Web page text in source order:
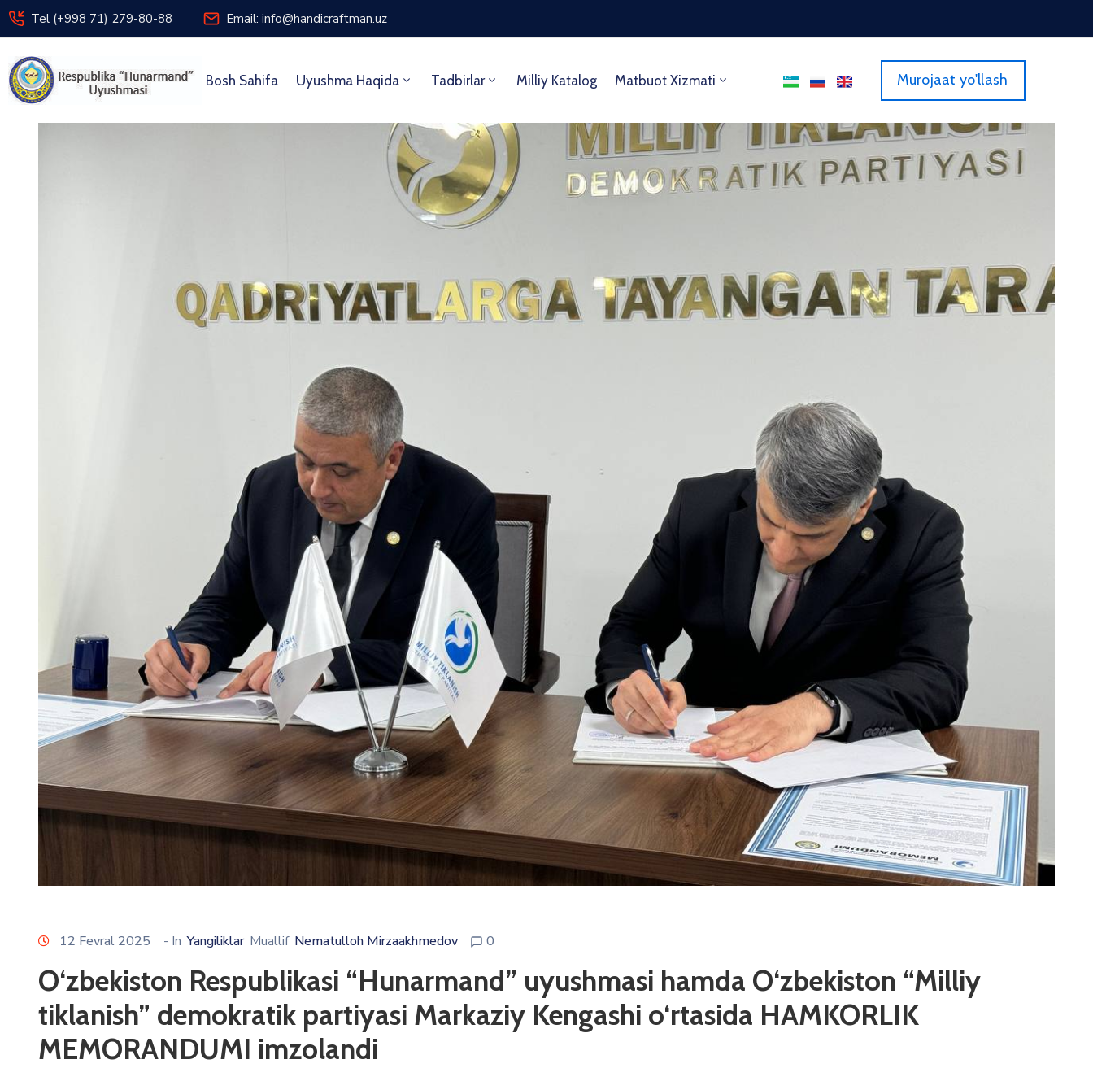
Tel (+998 71) 279-80-88 Email: info@handicraftman.uz
Bosh Sahifa Uyushma Haqida Tadbirlar Milliy Katalog Matbuot Xizmati Murojaat yo'llash
12 Fevral 2025 - In Yangiliklar Muallif Nematulloh Mirzaakhmedov 0
O‘zbekiston Respublikasi “Hunarmand” uyushmasi hamda O‘zbekiston “Milliy
tiklanish” demokratik partiyasi Markaziy Kengashi o‘rtasida HAMKORLIK
MEMORANDUMI imzolandi